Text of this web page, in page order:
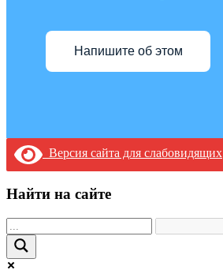
Напишите об этом
Версия сайта для слабовидящих
Найти на сайте